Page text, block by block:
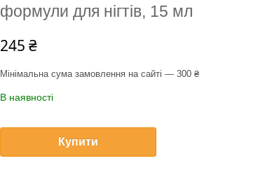
формули для нігтів, 15 мл
245 ₴
Мінімальна сума замовлення на сайті — 300 ₴
В наявності
Купити